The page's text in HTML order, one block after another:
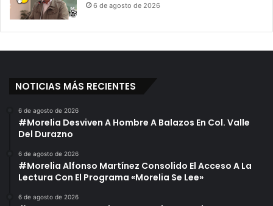
6 de agosto de 2026
NOTICIAS MÁS RECIENTES
6 de agosto de 2026
#Morelia Desviven A Hombre A Balazos En Col. Valle
Del Durazno
6 de agosto de 2026
#Morelia Alfonso Martínez Consolido El Acceso A La
Lectura Con El Programa «Morelia Se Lee»
6 de agosto de 2026